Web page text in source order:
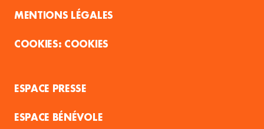
MENTIONS LÉGALES
COOKIES
ESPACE PRESSE
ESPACE BÉNÉVOLE